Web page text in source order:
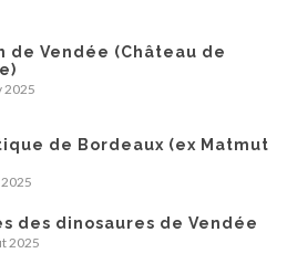
de Vendée (Château de
2025
de Bordeaux (ex Matmut
des dinosaures de Vendée
2025